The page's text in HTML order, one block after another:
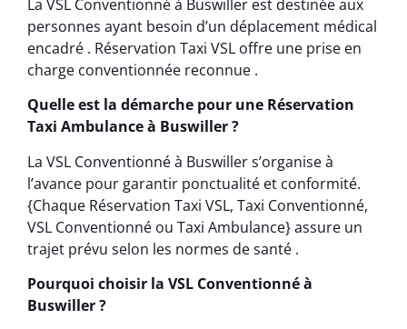
La VSL Conventionné à Buswiller est destinée aux
personnes ayant besoin d’un déplacement médical
encadré . Réservation Taxi VSL offre une prise en
charge conventionnée reconnue .
Quelle est la démarche pour une Réservation
Taxi Ambulance à Buswiller ?
La VSL Conventionné à Buswiller s’organise à
l’avance pour garantir ponctualité et conformité.
{Chaque Réservation Taxi VSL, Taxi Conventionné,
VSL Conventionné ou Taxi Ambulance} assure un
trajet prévu selon les normes de santé .
Pourquoi choisir la VSL Conventionné à
Buswiller ?